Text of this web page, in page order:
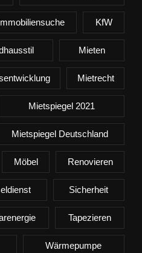
KfW
Mieten
Mietrecht
Mietspiegel 2021
Mietspiegel Deutschland
Möbel Renovieren
Sicherheit
Tapezieren
Wärmepumpe